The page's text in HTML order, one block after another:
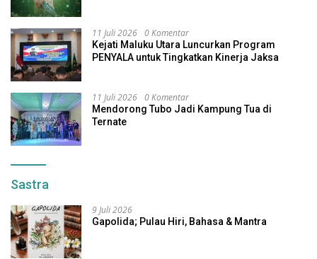
11 Juli 2026 0 Komentar
Kejati Maluku Utara Luncurkan Program
PENYALA untuk Tingkatkan Kinerja Jaksa
11 Juli 2026 0 Komentar
Mendorong Tubo Jadi Kampung Tua di
Ternate
Sastra
9 Juli 2026
Gapolida; Pulau Hiri, Bahasa & Mantra